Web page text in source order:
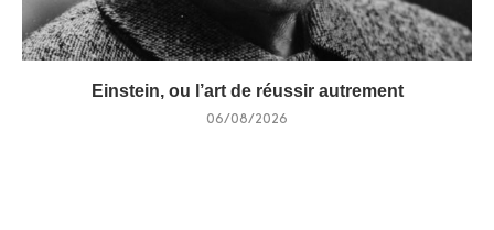
Einstein, ou l’art de réussir autrement
06/08/2026